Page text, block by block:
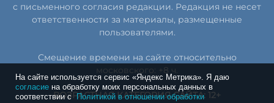
с письменного согласия редакции. Редакция не несет
ответственности за материалы, размещенные
пользователями.
Смещение времени на сайте относительно
московского: +8 ч.
ВОЗРАСТНАЯ КАТЕГОРИЯ САЙТА: 12+
На сайте используется сервис «Яндекс Метрика». Я даю
согласие на обработку моих персональных данных в
соответствии сПолитикой в отношении обработки